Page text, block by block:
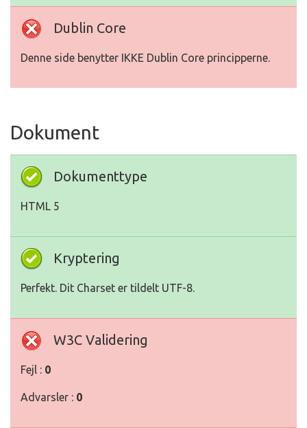
Dublin Core
Denne side benytter IKKE Dublin Core principperne.
Dokument
Dokumenttype
HTML 5
Kryptering
Perfekt. Dit Charset er tildelt UTF-8.
W3C Validering
Fejl : 0
Advarsler : 0